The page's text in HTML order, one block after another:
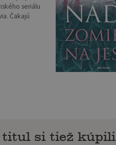
seriálu
Čakajú
titul si tiež kúpili